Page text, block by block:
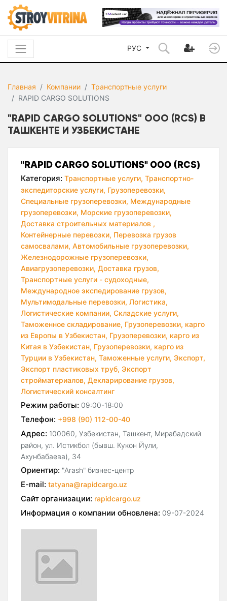
РУС
Главная Компании
Транспортные услуги
RAPID CARGO SOLUTIONS
"RAPID CARGO SOLUTIONS" ООО (RCS) В
ТАШКЕНТЕ И УЗБЕКИСТАНЕ
"RAPID CARGO SOLUTIONS" ООО (RCS)
Категория: Транспортные услуги, Транспортно-
экспедиторские услуги, Грузоперевозки,
Специальные грузоперевозки, Международные
грузоперевозки, Морские грузоперевозки,
Доставка строительных материалов ,
Контейнерные перевозки, Перевозка грузов
самосвалами, Автомобильные грузоперевозки,
Железнодорожные грузоперевозки,
Авиагрузоперевозки, Доставка грузов,
Транспортные услуги - судоходные,
Международное экспедирование грузов,
Мультимодальные перевозки, Логистика,
Логистические компании, Складские услуги,
Таможенное складирование, Грузоперевозки, карго
из Европы в Узбекистан, Грузоперевозки, карго из
Китая в Узбекистан, Грузоперевозки, карго из
Турции в Узбекистан, Таможенные услуги, Экспорт,
Экспорт пластиковых труб, Экспорт
стройматериалов, Декларирование грузов,
Логистический консалтинг
Режим работы: 09:00-18:00
Телефон: +998 (90) 112-00-40
Адрес: 100060, Узбекистан, Ташкент, Мирабадский
район, ул. Истикбол (бывш. Кукон Йули,
Ахунбабаева), 34
Ориентир: "Arash" бизнес-центр
E-mail: tatyana@rapidcargo.uz
Сайт организации: rapidcargo.uz
Информация о компании обновлена: 09-07-2024